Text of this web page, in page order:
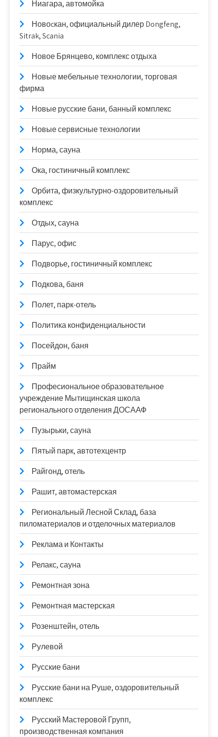
Ниагара, автомойка
Новоcкан, официальный дилер Dongfeng,
Sitrak, Scania
Новое Брянцево, комплекс отдыха
Новые мебельные технологии, торговая
фирма
Новые русские бани, банный комплекс
Новые сервисные технологии
Норма, сауна
Ока, гостиничный комплекс
Орбита, физкультурно-оздоровительный
комплекс
Отдых, сауна
Парус, офис
Подворье, гостиничный комплекс
Подкова, баня
Полет, парк-отель
Политика конфиденциальности
Посейдон, баня
Прайм
Професиональное образовательное
учреждение Мытищинская школа
регионального отделения ДОСААФ
Пузырьки, сауна
Пятый парк, автотехцентр
Райгонд, отель
Рашит, автомастерская
Региональный Лесной Склад, база
пиломатериалов и отделочных материалов
Реклама и Контакты
Релакс, сауна
Ремонтная зона
Ремонтная мастерская
Розенштейн, отель
Рулевой
Русские бани
Русские бани на Руше, оздоровительный
комплекс
Русский Мастеровой Групп,
производственная компания